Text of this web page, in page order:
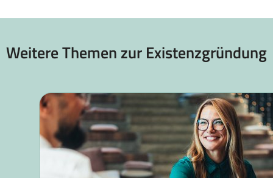
Weitere Themen zur Existenzgründung